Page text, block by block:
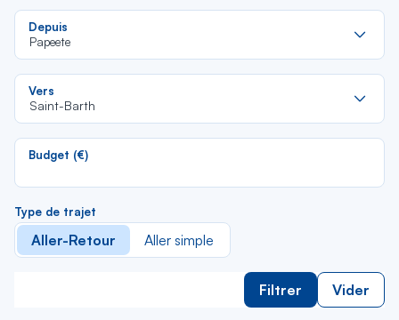
Depuis
Papeete
Vers
Saint-Barth
Budget (€)
Type de trajet
Aller-Retour Aller simple
Filtrer Vider